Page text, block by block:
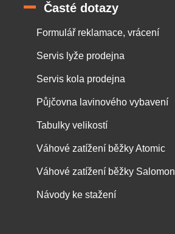
Časté dotazy
Formulář reklamace, vrácení
Servis lyže prodejna
Servis kola prodejna
Půjčovna lavinového vybavení
Tabulky velikostí
Váhové zatížení běžky Atomic
Váhové zatížení běžky Salomon
Návody ke stažení